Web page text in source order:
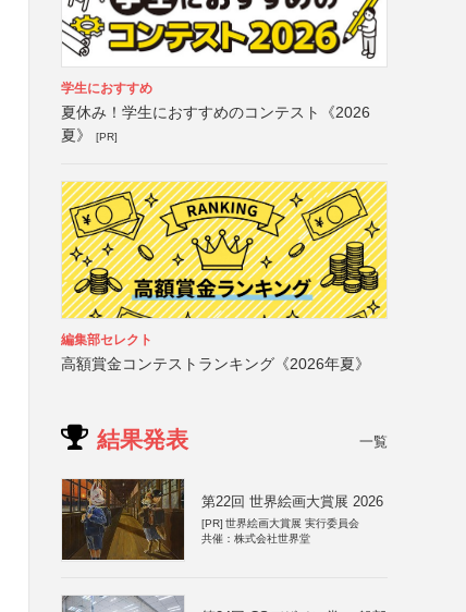
学生におすすめ
夏休み！学生におすすめのコンテスト《2026
夏》
[PR]
編集部セレクト
高額賞金コンテストランキング《2026年夏》
結果発表 一覧
第22回 世界絵画大賞展 2026
[PR] 世界絵画大賞展 実行委員会
共催：株式会社世界堂